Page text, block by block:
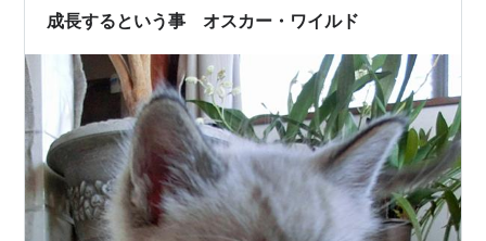
って勉強せずに生きていけるかな～ぐらい思ってまし
成長するという事 オスカー・ワイルド